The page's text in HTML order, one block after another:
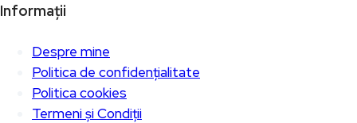
Informații
Despre mine
Politica de confidențialitate
Politica cookies
Termeni și Condiții